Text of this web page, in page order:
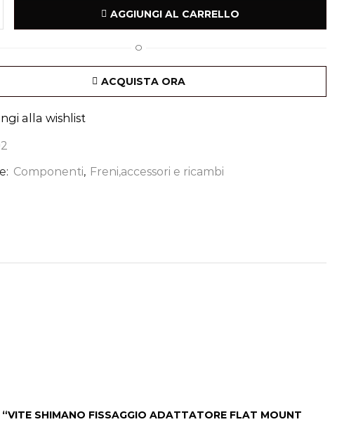
AGGIUNGI AL CARRELLO
O
ACQUISTA ORA
alla wishlist
Componenti, Freni,accessori e ricambi
“VITE SHIMANO FISSAGGIO ADATTATORE FLAT MOUNT